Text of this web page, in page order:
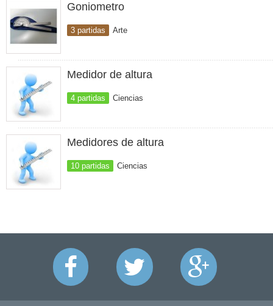
Goniometro
3 partidas Arte
Medidor de altura
4 partidas Ciencias
Medidores de altura
10 partidas Ciencias